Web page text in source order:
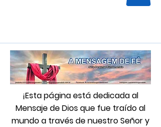
¡Esta página está dedicada al
Mensaje de Dios que fue traído al
mundo a través de nuestro Señor y